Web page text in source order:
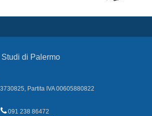
di Palermo
Partita IVA 00605880822
091 238 86472